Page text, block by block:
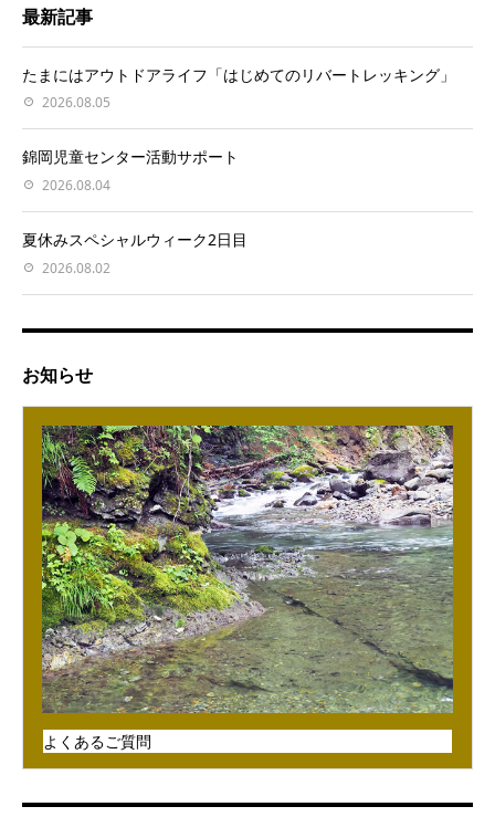
最新記事
たまにはアウトドアライフ「はじめてのリバートレッキング」
2026.08.05
錦岡児童センター活動サポート
2026.08.04
夏休みスペシャルウィーク2日目
2026.08.02
お知らせ
よくあるご質問